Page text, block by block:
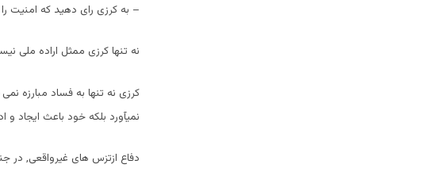
– به کرزی رای دهید که امنیت را
نه تنها کرزی ممثل اراده ملی
کرزی نه تنها به فساد مبارزه
نمیآورد بلکه خود باعث ایجاد و
دفاع ازتزس های غیرواقعی,